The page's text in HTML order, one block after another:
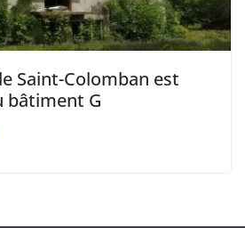
Saint-Colomban est
bâtiment G